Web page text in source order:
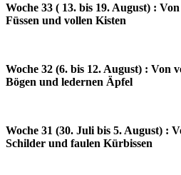
Woche 33 ( 13. bis 19. August) :
Füssen und vollen Kisten
Woche 32 (6. bis 12. August) : Von
Bögen und ledernen Äpfel
Woche 31 (30. Juli bis 5. August) :
Schilder und faulen Kürbissen